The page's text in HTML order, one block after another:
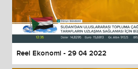
Reel Ekonomi - 29 04 2022